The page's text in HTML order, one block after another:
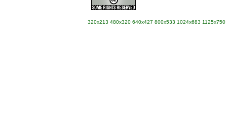
320x213 480x320 640x427 800x533 1024x683 1125x750